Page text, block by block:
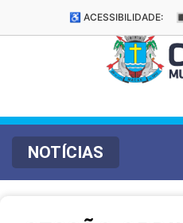
♿ ACESSIBILIDADE:
NOTÍCIAS